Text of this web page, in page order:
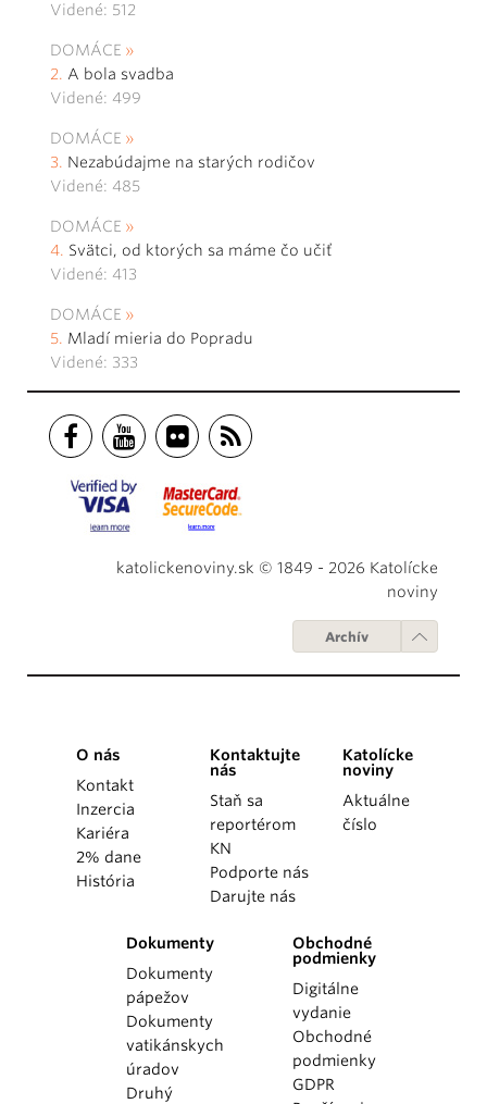
Videné: 512
DOMÁCE
A bola svadba
Videné: 499
DOMÁCE
Nezabúdajme na starých rodičov
Videné: 485
DOMÁCE
Svätci, od ktorých sa máme čo učiť
Videné: 413
DOMÁCE
Mladí mieria do Popradu
Videné: 333
katolickenoviny.sk © 1849 - 2026 Katolícke
noviny
Archív
O nás
Kontakt
Inzercia
Kariéra
2% dane
História
Kontaktujte
nás
Staň sa
reportérom
KN
Podporte nás
Darujte nás
Katolícke
noviny
Aktuálne
číslo
Dokumenty
Dokumenty
pápežov
Dokumenty
vatikánskych
úradov
Druhý
Obchodné
podmienky
Digitálne
vydanie
Obchodné
podmienky
GDPR